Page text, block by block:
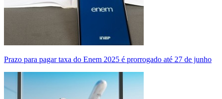
Prazo para pagar taxa do Enem 2025 é prorrogado até 27 de junho